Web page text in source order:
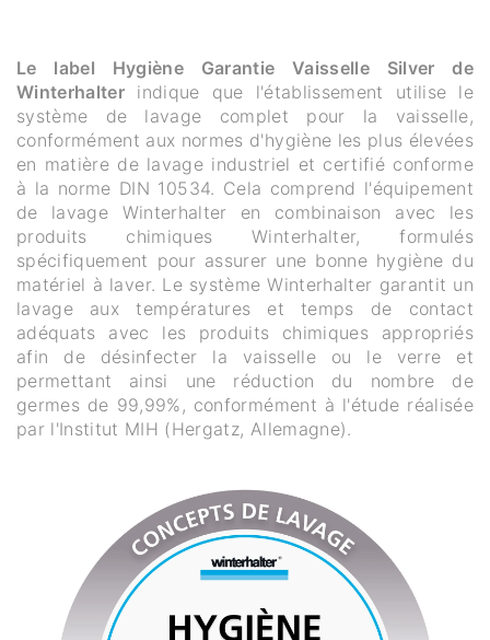
Le label Hygiène Garantie Vaisselle Silver de
Winterhalter indique que l'établissement utilise le
système de lavage complet pour la vaisselle,
conformément aux normes d'hygiène les plus élevées
en matière de lavage industriel et certifié conforme
à la norme DIN 10534. Cela comprend l'équipement
de lavage Winterhalter en combinaison avec les
produits chimiques Winterhalter, formulés
spécifiquement pour assurer une bonne hygiène du
matériel à laver. Le système Winterhalter garantit un
lavage aux températures et temps de contact
adéquats avec les produits chimiques appropriés
afin de désinfecter la vaisselle ou le verre et
permettant ainsi une réduction du nombre de
germes de 99,99%, conformément à l'étude réalisée
par l'Institut MIH (Hergatz, Allemagne).